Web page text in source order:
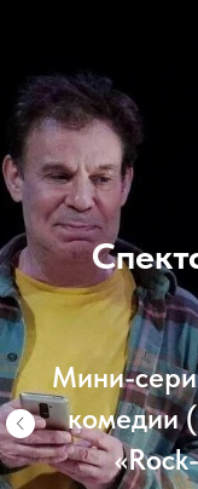
Мини-
комедии